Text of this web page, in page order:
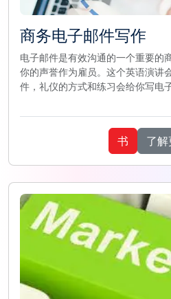
商务电子邮件写作
电子邮件是有效沟通的一个重要的
你的声誉作为雇员。这个英语演讲
件，礼仪的方式和练习会给你写电
书 了解